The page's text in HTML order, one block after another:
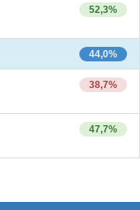
52,3%
44,0%
38,7%
47,7%